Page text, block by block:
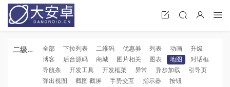
二级分
全部 下拉列表 二维码 优惠券 列表 动画
升级
博客
后台源码 商城 图片相关 图表 地图
对话框
导航条
开发工具 开发框架 异常 异步加载
引导页
弹出视图
截图 截屏 手势交互 指示器
按钮